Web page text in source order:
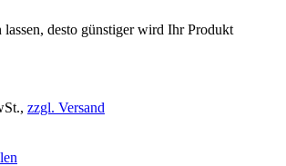
lassen, desto günstiger wird Ihr Produkt
zzgl. Versand